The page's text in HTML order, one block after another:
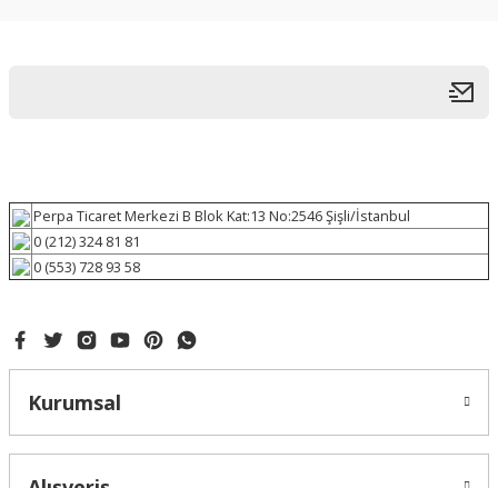
Perpa Ticaret Merkezi B Blok Kat:13 No:2546 Şişli/İstanbul
0 (212) 324 81 81
0 (553) 728 93 58
Kurumsal